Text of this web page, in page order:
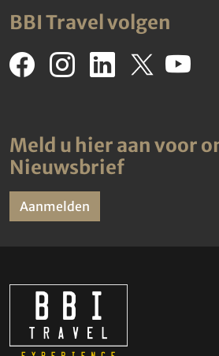
BBI Travel volgen
Meld u hier aan voor
Nieuwsbrief
Aanmelden